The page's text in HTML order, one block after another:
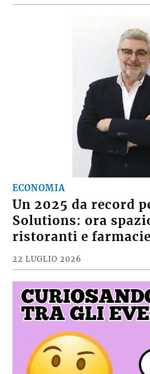
ECONOMIA
Un 2025 da record
Solutions: ora
ristoranti e farmacie
22 LUGLIO 2026